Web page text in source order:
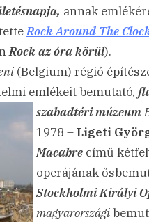
annak
Rock Around The
Rock az óra körül).
(Belgium) régió
emlékeit bemutató,
szabadtéri múzeum
1978 – Ligeti
Macabre című
operájának
Stockholmi Királyi
magyarországi